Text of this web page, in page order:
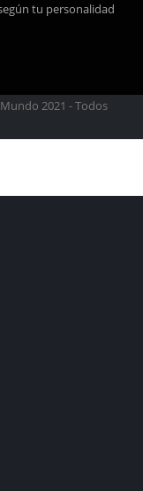
tu personalidad
2021 - Todos